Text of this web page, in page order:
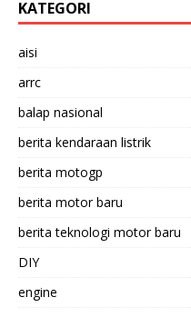
KATEGORI
aisi
arrc
balap nasional
berita kendaraan listrik
berita motogp
berita motor baru
berita teknologi motor baru
DIY
engine